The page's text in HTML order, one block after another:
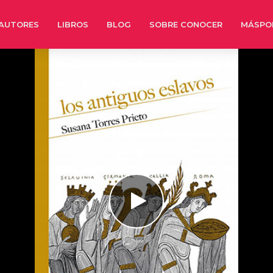
LIBROS BLOG SOBRE CONOCER